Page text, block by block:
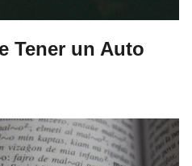
Tener un Auto